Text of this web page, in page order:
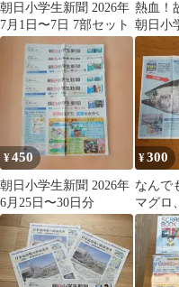
朝日小学生新聞 2026年
7月1日〜7日 7部セット
熱血！
朝日小
まんが
¥450
朝日小学生新聞 2026年
6月25日〜30日分
¥300
なんで
マグロ
聞